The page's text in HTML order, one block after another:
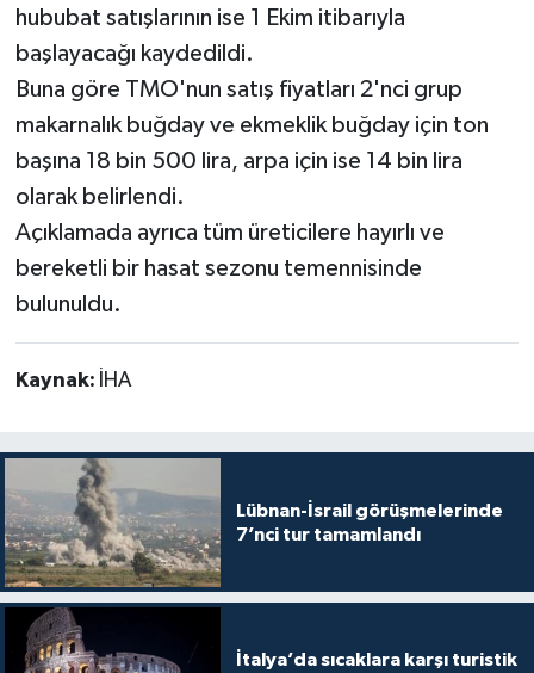
hububat satışlarının ise 1 Ekim itibarıyla
başlayacağı kaydedildi.
Buna göre TMO'nun satış fiyatları 2'nci grup
makarnalık buğday ve ekmeklik buğday için ton
başına 18 bin 500 lira, arpa için ise 14 bin lira
olarak belirlendi.
Açıklamada ayrıca tüm üreticilere hayırlı ve
bereketli bir hasat sezonu temennisinde
bulunuldu.
Kaynak: İHA
Lübnan-İsrail görüşmelerinde
7’nci tur tamamlandı
İtalya’da sıcaklara karşı turistik